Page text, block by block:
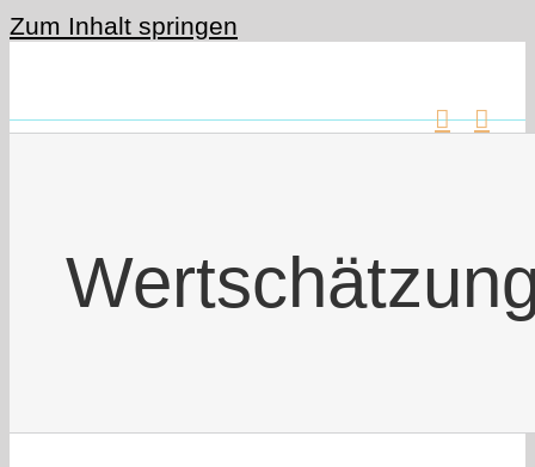
Zum Inhalt springen